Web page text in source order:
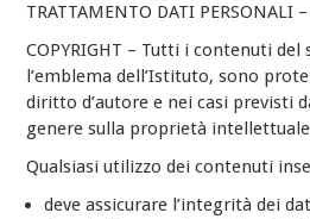
TRATTAMENTO DATI PERSONALI
COPYRIGHT – Tutti i contenuti del
l’emblema dell’Istituto, sono
diritto d’autore e nei casi previsti
genere sulla proprietà
Qualsiasi utilizzo dei contenuti
deve assicurare l’integrità dei